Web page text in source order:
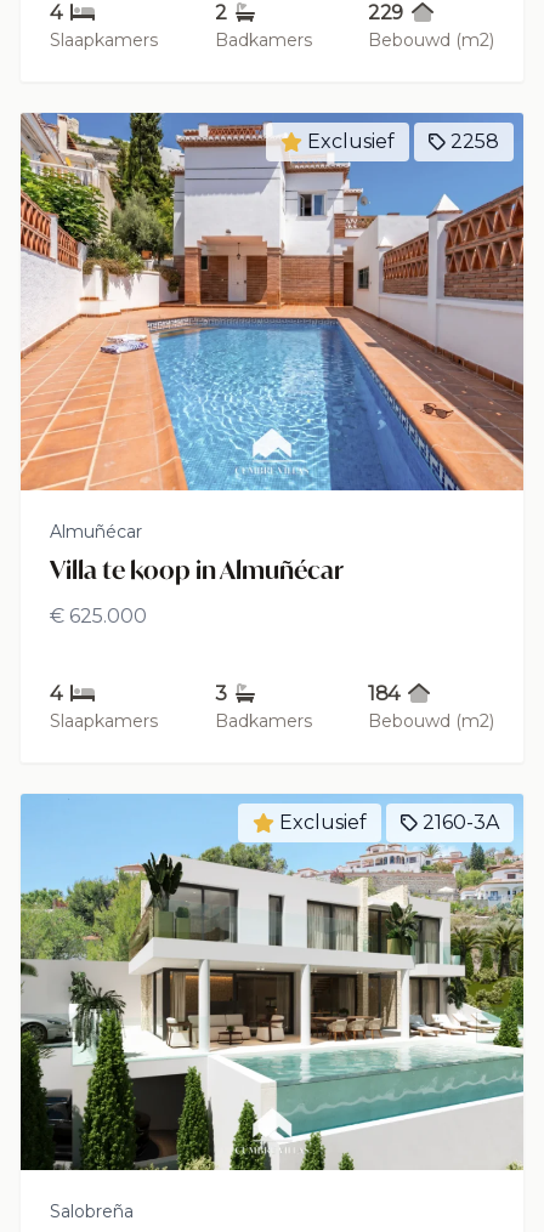
4
Slaapkamers
2
Badkamers
229
Bebouwd (m2)
Exclusief 2258
Almuñécar
Villa te koop in Almuñécar
€ 625.000
4
Slaapkamers
3
Badkamers
184
Bebouwd (m2)
Exclusief 2160-3A
Salobreña